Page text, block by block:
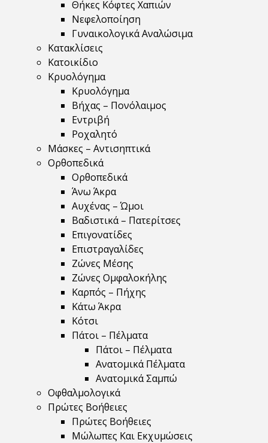
Θήκες Κόφτες Χαπιών
Νεφελοποίηση
Γυναικολογικά Αναλώσιμα
Κατακλίσεις
Κατοικίδιο
Κρυολόγημα
Κρυολόγημα
Βήχας – Πονόλαιμος
Εντριβή
Ροχαλητό
Μάσκες – Αντισηπτικά
Ορθοπεδικά
Ορθοπεδικά
Άνω Άκρα
Αυχένας – Ώμοι
Βαδιστικά – Πατερίτσες
Επιγονατίδες
Επιστραγαλίδες
Ζώνες Μέσης
Ζώνες Ομφαλοκήλης
Καρπός – Πήχης
Κάτω Άκρα
Κότσι
Πάτοι – Πέλματα
Πάτοι – Πέλματα
Ανατομικά Πέλματα
Ανατομικά Σαμπώ
Οφθαλμολογικά
Πρώτες Βοήθειες
Πρώτες Βοήθειες
Μώλωπες Και Εκχυμώσεις